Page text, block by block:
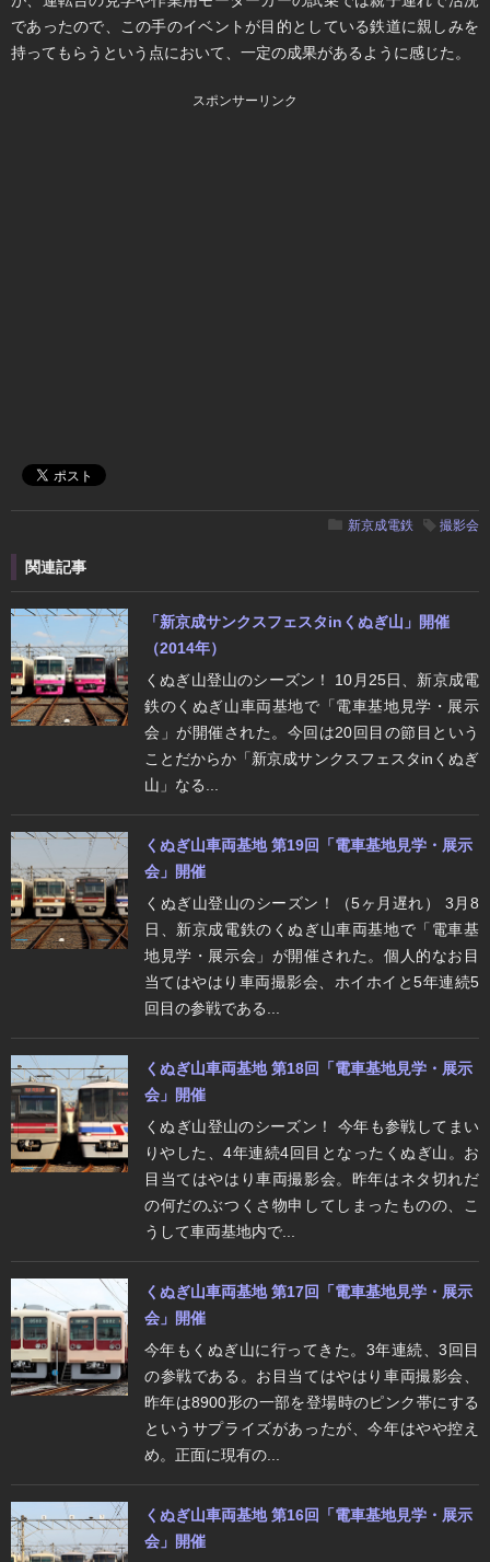
であったので、この手のイベントが目的としている鉄道に親しみを
持ってもらうという点において、一定の成果があるように感じた。
スポンサーリンク
新京成電鉄 撮影会
関連記事
「新京成サンクスフェスタinくぬぎ山」開催
（2014年）
くぬぎ山登山のシーズン！ 10月25日、新京成電
鉄のくぬぎ山車両基地で「電車基地見学・展示
会」が開催された。今回は20回目の節目という
ことだからか「新京成サンクスフェスタinくぬぎ
山」なる...
くぬぎ山車両基地 第19回「電車基地見学・展示
会」開催
くぬぎ山登山のシーズン！（5ヶ月遅れ） 3月8
日、新京成電鉄のくぬぎ山車両基地で「電車基
地見学・展示会」が開催された。個人的なお目
当てはやはり車両撮影会、ホイホイと5年連続5
回目の参戦である...
くぬぎ山車両基地 第18回「電車基地見学・展示
会」開催
くぬぎ山登山のシーズン！ 今年も参戦してまい
りやした、4年連続4回目となったくぬぎ山。お
目当てはやはり車両撮影会。昨年はネタ切れだ
の何だのぶつくさ物申してしまったものの、こ
うして車両基地内で...
くぬぎ山車両基地 第17回「電車基地見学・展示
会」開催
今年もくぬぎ山に行ってきた。3年連続、3回目
の参戦である。お目当てはやはり車両撮影会、
昨年は8900形の一部を登場時のピンク帯にする
というサプライズがあったが、今年はやや控え
め。正面に現有の...
くぬぎ山車両基地 第16回「電車基地見学・展示
会」開催